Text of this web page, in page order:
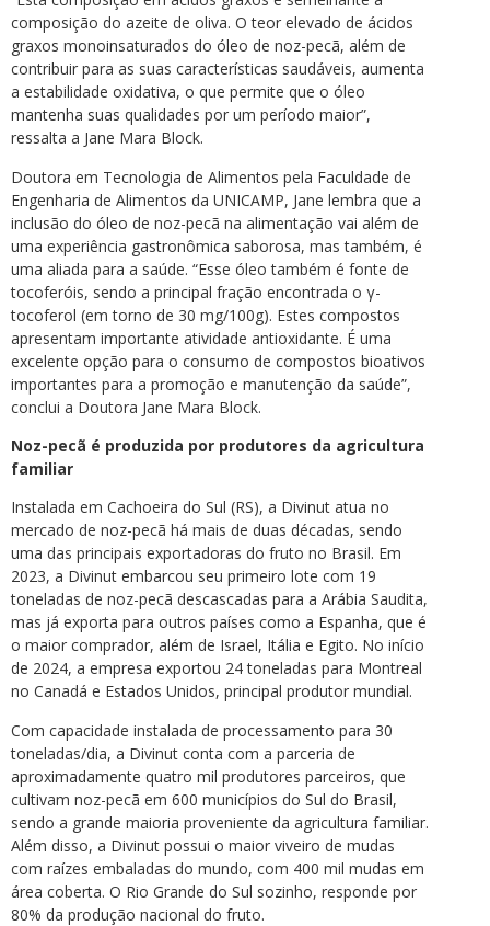
composição do azeite de oliva. O teor elevado de ácidos
graxos monoinsaturados do óleo de noz-pecã, além de
contribuir para as suas características saudáveis, aumenta
a estabilidade oxidativa, o que permite que o óleo
mantenha suas qualidades por um período maior”,
ressalta a Jane Mara Block.
Doutora em Tecnologia de Alimentos pela Faculdade de
Engenharia de Alimentos da UNICAMP, Jane lembra que a
inclusão do óleo de noz-pecã na alimentação vai além de
uma experiência gastronômica saborosa, mas também, é
uma aliada para a saúde. “Esse óleo também é fonte de
tocoferóis, sendo a principal fração encontrada o γ-
tocoferol (em torno de 30 mg/100g). Estes compostos
apresentam importante atividade antioxidante. É uma
excelente opção para o consumo de compostos bioativos
importantes para a promoção e manutenção da saúde”,
conclui a Doutora Jane Mara Block.
Noz-pecã é produzida por produtores da agricultura
familiar
Instalada em Cachoeira do Sul (RS), a Divinut atua no
mercado de noz-pecã há mais de duas décadas, sendo
uma das principais exportadoras do fruto no Brasil. Em
2023, a Divinut embarcou seu primeiro lote com 19
toneladas de noz-pecã descascadas para a Arábia Saudita,
mas já exporta para outros países como a Espanha, que é
o maior comprador, além de Israel, Itália e Egito. No início
de 2024, a empresa exportou 24 toneladas para Montreal
no Canadá e Estados Unidos, principal produtor mundial.
Com capacidade instalada de processamento para 30
toneladas/dia, a Divinut conta com a parceria de
aproximadamente quatro mil produtores parceiros, que
cultivam noz-pecã em 600 municípios do Sul do Brasil,
sendo a grande maioria proveniente da agricultura familiar.
Além disso, a Divinut possui o maior viveiro de mudas
com raízes embaladas do mundo, com 400 mil mudas em
área coberta. O Rio Grande do Sul sozinho, responde por
80% da produção nacional do fruto.